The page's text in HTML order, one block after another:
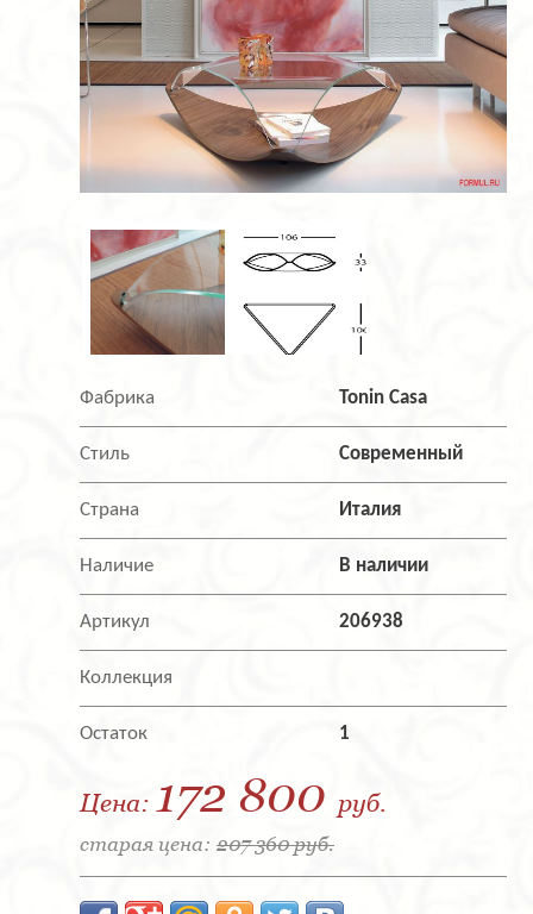
Фабрика Tonin Casa
Стиль Современный
Страна Италия
Наличие В наличии
Артикул 206938
Коллекция
Остаток 1
Цена: 172 800 руб.
старая цена: 207 360 руб.